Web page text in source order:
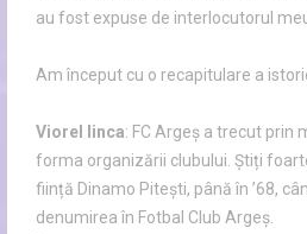
au fost expuse de interlocutorul
Am început cu o recapitulare a
Viorel linca: FC Argeș a trecut prin
forma organizării clubului. Știți
ființă Dinamo Pitești, până în ’68,
denumirea în Fotbal Club Argeș.